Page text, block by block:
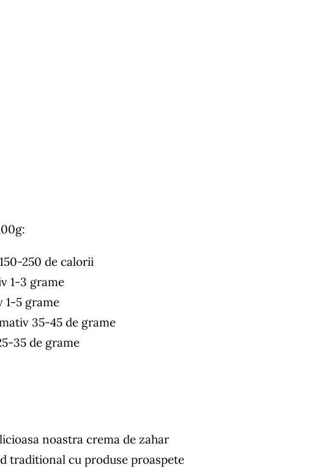
250 de calorii
1-3 grame
1-5 grame
35-45 de grame
35 de grame
noastra crema de zahar
traditional cu produse proaspete